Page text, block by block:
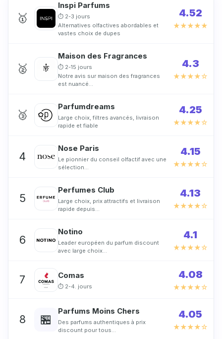
🥇
Inspi Parfums
⏱ 2-3 jours
Alternatives olfactives abordables et
vastes choix de dupes
4.52
★★★★★
🥈
Maison des Fragrances
⏱ 2-15 jours
Notre avis sur maison des fragrances
est nuancé…
4.3
★★★★☆
🥉
Parfumdreams
Large choix, filtres avancés, livraison
rapide et fiable
4.25
★★★★☆
4
Nose Paris
Le pionnier du conseil olfactif avec une
sélection…
4.15
★★★★☆
5
Perfumes Club
Large choix, prix attractifs et livraison
rapide depuis…
4.13
★★★★☆
6
Notino
Leader européen du parfum discount
avec large choix…
4.1
★★★★☆
7 Comas
⏱ 2-4. jours
4.08
★★★★☆
8 🏪
Parfums Moins Chers
Des parfums authentiques à prix
discount pour tous…
4.05
★★★★☆